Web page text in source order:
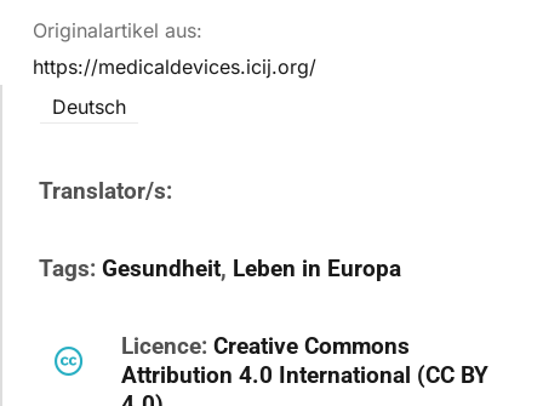
Originalartikel aus:
https://medicaldevices.icij.org/
Deutsch
Translator/s:
Tags: Gesundheit, Leben in Europa
Licence: Creative Commons
Attribution 4.0 International (CC BY